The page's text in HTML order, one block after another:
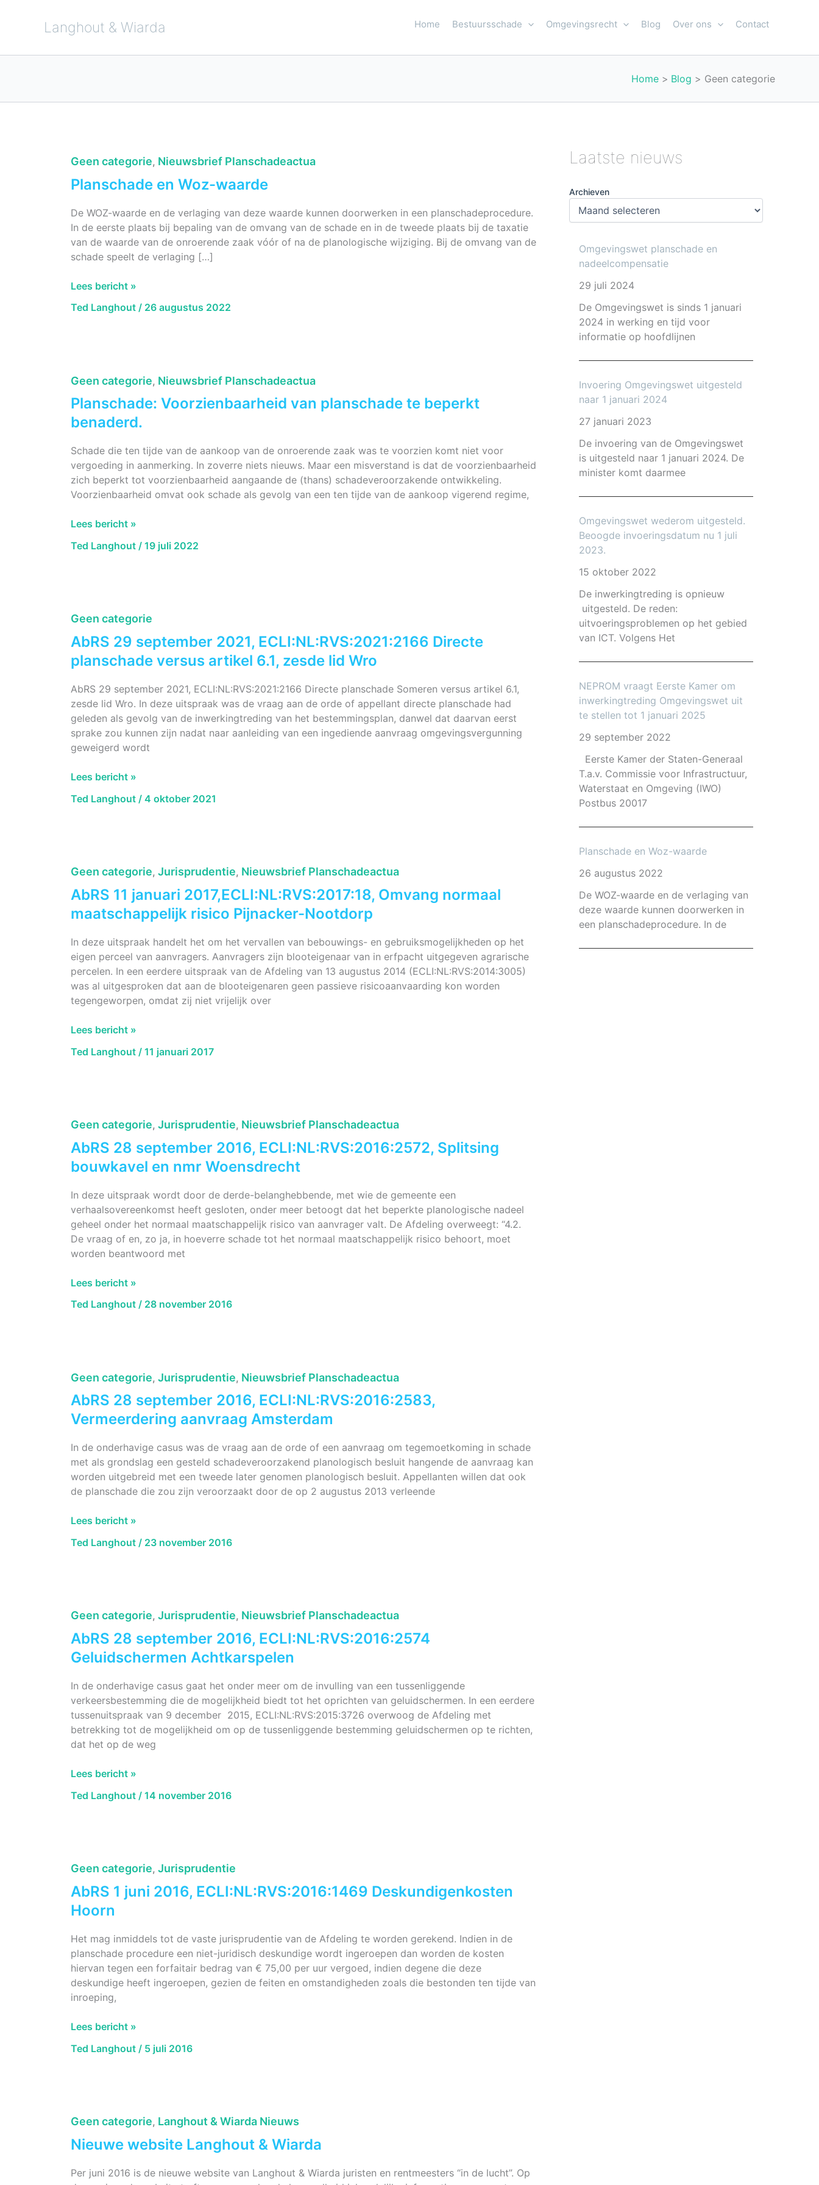
Langhout & Wiarda Home Bestuursschade Omgevingsrecht Blog Over ons Contact
Home Blog Geen categorie
Geen categorie, Nieuwsbrief Planschadeactua
Planschade en Woz-waarde
De WOZ-waarde en de verlaging van deze waarde kunnen doorwerken in een planschadeprocedure.
In de eerste plaats bij bepaling van de omvang van de schade en in de tweede plaats bij de taxatie
van de waarde van de onroerende zaak vóór of na de planologische wijziging. Bij de omvang van de
schade speelt de verlaging […]
Planschade
Woz-
Lees bericht »
Ted Langhout / 26 augustus 2022
Geen categorie, Nieuwsbrief Planschadeactua
Planschade: Voorzienbaarheid van planschade te beperkt
benaderd.
Schade die ten tijde van de aankoop van de onroerende zaak was te voorzien komt niet voor
vergoeding in aanmerking. In zoverre niets nieuws. Maar een misverstand is dat de voorzienbaarheid
zich beperkt tot voorzienbaarheid aangaande de (thans) schadeveroorzakende ontwikkeling.
Voorzienbaarheid omvat ook schade als gevolg van een ten tijde van de aankoop vigerend regime,
Planschade:
van
benaderd.
Lees bericht »
Ted Langhout / 19 juli 2022
Geen categorie
AbRS 29 september 2021, ECLI:NL:RVS:2021:2166 Directe
planschade versus artikel 6.1, zesde lid Wro
AbRS 29 september 2021, ECLI:NL:RVS:2021:2166 Directe planschade Someren versus artikel 6.1,
zesde lid Wro. In deze uitspraak was de vraag aan de orde of appellant directe planschade had
geleden als gevolg van de inwerkingtreding van het bestemmingsplan, danwel dat daarvan eerst
sprake zou kunnen zijn nadat naar aanleiding van een ingediende aanvraag omgevingsvergunning
geweigerd wordt
AbRS
september
planschade
versus
artikel
6.1,
zesde
lid
Wro
Lees bericht »
Ted Langhout / 4 oktober 2021
Geen categorie, Jurisprudentie, Nieuwsbrief Planschadeactua
AbRS 11 januari 2017,ECLI:NL:RVS:2017:18, Omvang normaal
maatschappelijk risico Pijnacker-Nootdorp
In deze uitspraak handelt het om het vervallen van bebouwings- en gebruiksmogelijkheden op het
eigen perceel van aanvragers. Aanvragers zijn blooteigenaar van in erfpacht uitgegeven agrarische
percelen. In een eerdere uitspraak van de Afdeling van 13 augustus 2014 (ECLI:NL:RVS:2014:3005)
was al uitgesproken dat aan de blooteigenaren geen passieve risicoaanvaarding kon worden
tegengeworpen, omdat zij niet vrijelijk over
AbRS
januari
risico
Pijnacker-
Nootdorp
Lees bericht »
Ted Langhout / 11 januari 2017
Geen categorie, Jurisprudentie, Nieuwsbrief Planschadeactua
AbRS 28 september 2016, ECLI:NL:RVS:2016:2572, Splitsing
bouwkavel en nmr Woensdrecht
In deze uitspraak wordt door de derde-belanghebbende, met wie de gemeente een
verhaalsovereenkomst heeft gesloten, onder meer betoogt dat het beperkte planologische nadeel
geheel onder het normaal maatschappelijk risico van aanvrager valt. De Afdeling overweegt: “4.2.
De vraag of en, zo ja, in hoeverre schade tot het normaal maatschappelijk risico behoort, moet
worden beantwoord met
AbRS
september
en
nmr
Woensdrecht
Lees bericht »
Ted Langhout / 28 november 2016
Geen categorie, Jurisprudentie, Nieuwsbrief Planschadeactua
AbRS 28 september 2016, ECLI:NL:RVS:2016:2583,
Vermeerdering aanvraag Amsterdam
In de onderhavige casus was de vraag aan de orde of een aanvraag om tegemoetkoming in schade
met als grondslag een gesteld schadeveroorzakend planologisch besluit hangende de aanvraag kan
worden uitgebreid met een tweede later genomen planologisch besluit. Appellanten willen dat ook
de planschade die zou zijn veroorzaakt door de op 2 augustus 2013 verleende
AbRS
september
aanvraag
Amsterdam
Lees bericht »
Ted Langhout / 23 november 2016
Geen categorie, Jurisprudentie, Nieuwsbrief Planschadeactua
AbRS 28 september 2016, ECLI:NL:RVS:2016:2574
Geluidschermen Achtkarspelen
In de onderhavige casus gaat het onder meer om de invulling van een tussenliggende
verkeersbestemming die de mogelijkheid biedt tot het oprichten van geluidschermen. In een eerdere
tussenuitspraak van 9 december 2015, ECLI:NL:RVS:2015:3726 overwoog de Afdeling met
betrekking tot de mogelijkheid om op de tussenliggende bestemming geluidschermen op te richten,
dat het op de weg
AbRS
september
Achtkarspelen
Lees bericht »
Ted Langhout / 14 november 2016
Geen categorie, Jurisprudentie
AbRS 1 juni 2016, ECLI:NL:RVS:2016:1469 Deskundigenkosten
Hoorn
Het mag inmiddels tot de vaste jurisprudentie van de Afdeling te worden gerekend. Indien in de
planschade procedure een niet-juridisch deskundige wordt ingeroepen dan worden de kosten
hiervan tegen een forfaitair bedrag van € 75,00 per uur vergoed, indien degene die deze
deskundige heeft ingeroepen, gezien de feiten en omstandigheden zoals die bestonden ten tijde van
inroeping,
AbRS
juni
Hoorn
Lees bericht »
Ted Langhout / 5 juli 2016
Geen categorie, Langhout & Wiarda Nieuws
Nieuwe website Langhout & Wiarda
Per juni 2016 is de nieuwe website van Langhout & Wiarda juristen en rentmeesters “in de lucht”. Op
Laatste nieuws
Archieven
Omgevingswet planschade en
nadeelcompensatie
29 juli 2024
De Omgevingswet is sinds 1 januari
2024 in werking en tijd voor
informatie op hoofdlijnen
Invoering Omgevingswet uitgesteld
naar 1 januari 2024
27 januari 2023
De invoering van de Omgevingswet
is uitgesteld naar 1 januari 2024. De
minister komt daarmee
Omgevingswet wederom uitgesteld.
Beoogde invoeringsdatum nu 1 juli
2023.
15 oktober 2022
De inwerkingtreding is opnieuw
uitgesteld. De reden:
uitvoeringsproblemen op het gebied
van ICT. Volgens Het
NEPROM vraagt Eerste Kamer om
inwerkingtreding Omgevingswet uit
te stellen tot 1 januari 2025
29 september 2022
Eerste Kamer der Staten-Generaal
T.a.v. Commissie voor Infrastructuur,
Waterstaat en Omgeving (IWO)
Postbus 20017
Planschade en Woz-waarde
26 augustus 2022
De WOZ-waarde en de verlaging van
deze waarde kunnen doorwerken in
een planschadeprocedure. In de